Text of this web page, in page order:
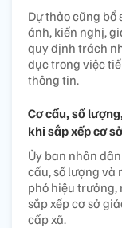
Dự thảo cũng bổ
ánh, kiến nghị,
quy định trách
dục trong việc
thông tin.
Cơ cấu, số
khi sắp xếp cơ
Ủy ban nhân
cấu, số lượng và
phó hiệu trưởng,
sắp xếp cơ sở
cấp xã.